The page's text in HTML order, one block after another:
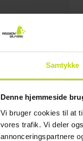
Samtykke
Denne hjemmeside
Vi bruger cookies til at
vores trafik. Vi deler
annonceringspartnere